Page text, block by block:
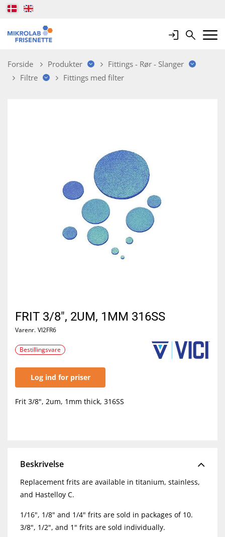
LoginSearchMobile
Forside Produkter
Fittings - Rør - Slanger
Filtre
Fittings med filter
FRIT 3/8", 2UM, 1MM 316SS
Varenr. VI2FR6
Bestillingsvare
Log ind for priser
Frit 3/8", 2um, 1mm thick, 316SS
Beskrivelse
Replacement frits are available in titanium, stainless,
and Hastelloy C.
1/16", 1/8" and 1/4" frits are sold in packages of 10.
3/8", 1/2", and 1" frits are sold individually.